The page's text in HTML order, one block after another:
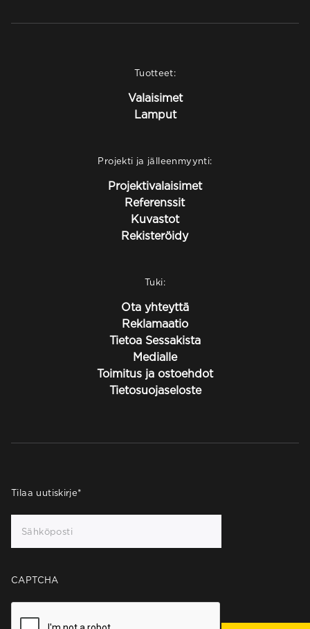
Tuotteet:
Valaisimet
Lamput
Projekti ja jälleenmyynti:
Projektivalaisimet
Referenssit
Kuvastot
Rekisteröidy
Tuki:
Ota yhteyttä
Reklamaatio
Tietoa Sessakista
Medialle
Toimitus ja ostoehdot
Tietosuojaseloste
Tilaa uutiskirje*
CAPTCHA